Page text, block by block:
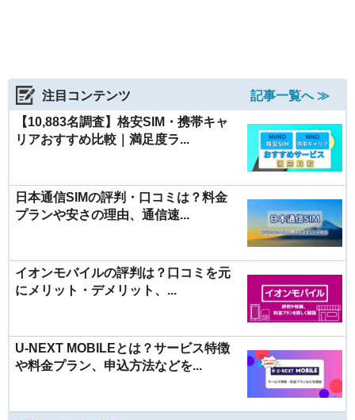
注目コンテンツ
記事一覧へ ≫
【10,883名調査】格安SIM・携帯キャ
リアおすすめ比較｜満足度ラ...
日本通信SIMの評判・口コミは？料金
プランや安さの理由、通信速...
イオンモバイルの評判は？口コミを元
にメリット・デメリット、...
U-NEXT MOBILEとは？サービス特徴
や料金プラン、申込方法などを...